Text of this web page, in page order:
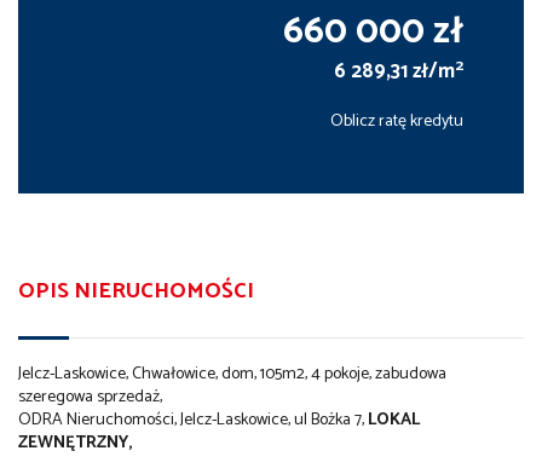
660 000 zł
6 289,31 zł/m2
Oblicz ratę kredytu
OPIS NIERUCHOMOŚCI
Jelcz-Laskowice, Chwałowice, dom, 105m2, 4 pokoje, zabudowa
szeregowa sprzedaż,
ODRA Nieruchomości, Jelcz-Laskowice, ul Bożka 7,LOKAL
ZEWNĘTRZNY,